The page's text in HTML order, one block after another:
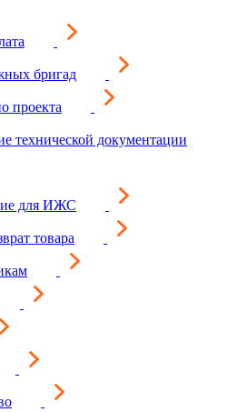
бригад
проекта
технической документации
для ИЖС
товара